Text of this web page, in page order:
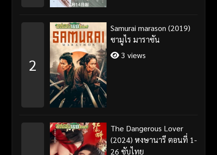
2
Samurai marason (2019)
ซามูไร มาราซัน
3 views
The Dangerous Lover
(2024) หงษานารี ตอนที่ 1-
26 ซับไทย